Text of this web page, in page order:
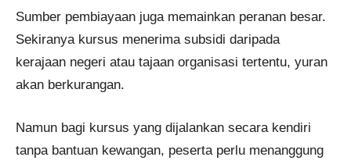
Sumber pembiayaan juga memainkan peranan besar.
Sekiranya kursus menerima subsidi daripada
kerajaan negeri atau tajaan organisasi tertentu, yuran
akan berkurangan.
Namun bagi kursus yang dijalankan secara kendiri
tanpa bantuan kewangan, peserta perlu menanggung